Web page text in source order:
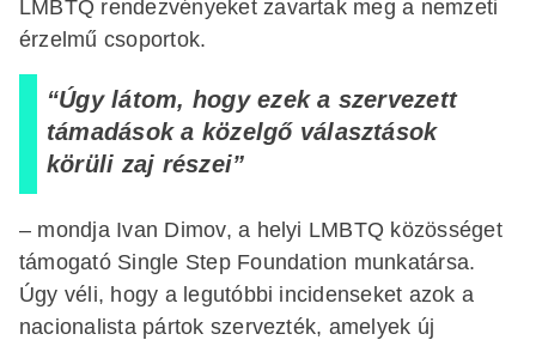
LMBTQ rendezvényeket zavartak meg a nemzeti
érzelmű csoportok.
“Úgy látom, hogy ezek a szervezett
támadások a közelgő választások
körüli zaj részei”
– mondja Ivan Dimov, a helyi LMBTQ közösséget
támogató Single Step Foundation munkatársa.
Úgy véli, hogy a legutóbbi incidenseket azok a
nacionalista pártok szervezték, amelyek új